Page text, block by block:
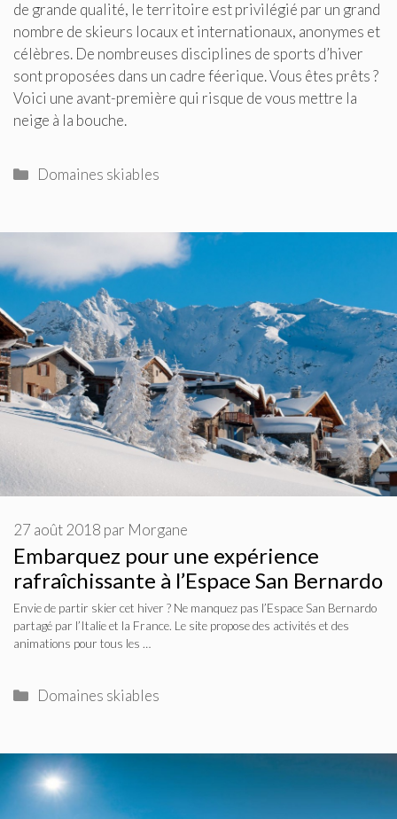
de grande qualité, le territoire est privilégié par un grand
nombre de skieurs locaux et internationaux, anonymes et
célèbres. De nombreuses disciplines de sports d’hiver
sont proposées dans un cadre féerique. Vous êtes prêts ?
Voici une avant-première qui risque de vous mettre la
neige à la bouche.
Catégories
Domaines skiables
Embarquez pour une expérience
rafraîchissante à l’Espace San Bernardo
27 août 2018 par Morgane
Envie de partir skier cet hiver ? Ne manquez pas l’Espace San Bernardo
partagé par l’Italie et la France. Le site propose des activités et des
animations pour tous les …
Catégories
Domaines skiables